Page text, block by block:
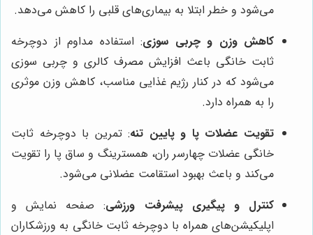
می‌شود و خطر ابتلا به بیماری‌های قلبی را کاهش می‌دهد.
کاهش وزن و چربی سوزی: استفاده مداوم از دوچرخه
ثابت خانگی باعث افزایش مصرف کالری و چربی سوزی
می‌شود که در کنار رژیم غذایی مناسب، کاهش وزن موثری
را به همراه دارد.
تقویت عضلات پا و پایین تنه: تمرین با دوچرخه ثابت
خانگی عضلات چهارسر ران، همسترینگ و ساق پا را تقویت
می‌کند و باعث بهبود استقامت عضلانی می‌شود.
کنترل و پیگیری پیشرفت ورزشی: صفحه نمایش و
اپلیکیشن‌های همراه با دوچرخه ثابت خانگی به ورزشکاران